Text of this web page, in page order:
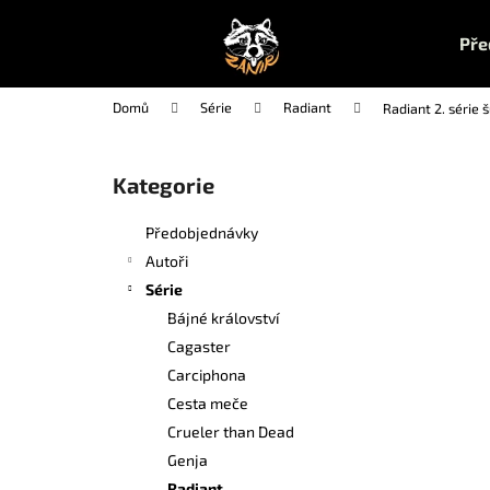
Domů Série Radiant Radiant 2. série
Přeskočit
kategorie
Kategorie
Předobjednávky
Autoři
Série
Bájné království
Cagaster
Carciphona
Cesta meče
Crueler than Dead
Genja
í
do
do
UČEBNA POMSTY 1